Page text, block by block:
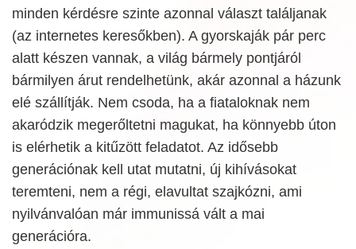
minden kérdésre szinte azonnal választ találjanak
(az internetes keresőkben). A gyorskaják pár perc
alatt készen vannak, a világ bármely pontjáról
bármilyen árut rendelhetünk, akár azonnal a házunk
elé szállítják. Nem csoda, ha a fiataloknak nem
akaródzik megerőltetni magukat, ha könnyebb úton
is elérhetik a kitűzött feladatot. Az idősebb
generációnak kell utat mutatni, új kihívásokat
teremteni, nem a régi, elavultat szajkózni, ami
nyilvánvalóan már immunissá vált a mai
generációra.